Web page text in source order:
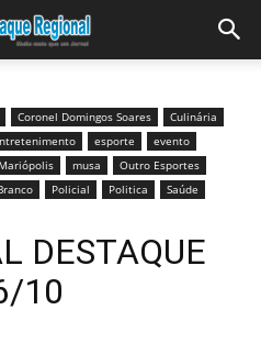
Coronel Domingos Soares
Culinária
esporte
evento
Mariópolis musa
Outro Esportes
Policial Politica
Saúde
DESTAQUE
10